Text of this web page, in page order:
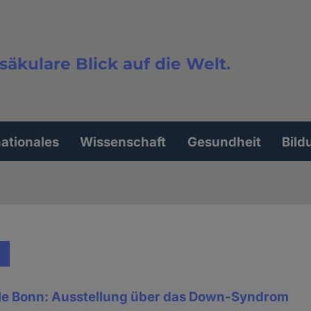
Blick auf die Welt.
Wissenschaft Gesundheit
Bonn: Ausstellung über das Down-Syndrom